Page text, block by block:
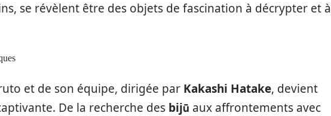
se révèlent être des objets de fascination à décrypter et à
et de son équipe, dirigée par Kakashi Hatake, devient
De la recherche des bijū aux affrontements avec